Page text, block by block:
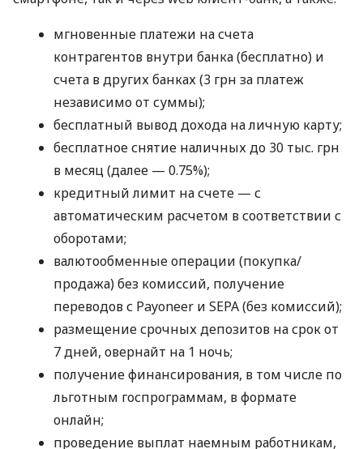
мгновенные платежи на счета
контрагентов внутри банка (бесплатно) и
счета в других банках (3 грн за платеж
независимо от суммы);
бесплатный вывод дохода на личную карту;
бесплатное снятие наличных до 30 тыс. грн
в месяц (далее — 0.75%);
кредитный лимит на счете — с
автоматическим расчетом в соответствии с
оборотами;
валютообменные операции (покупка/
продажа) без комиссий, получение
переводов с Payoneer и SEPA (без комиссий);
размещение срочных депозитов на срок от
7 дней, овернайт на 1 ночь;
получение финансирования, в том числе по
льготным госпрограммам, в формате
онлайн;
проведение выплат наемным работникам,